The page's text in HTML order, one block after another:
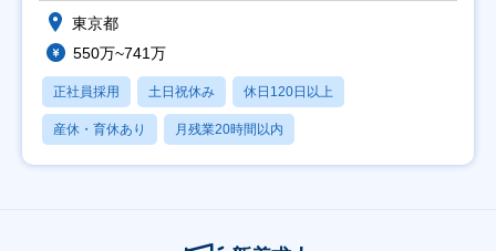
東京都
550万~741万
正社員採用 土日祝休み 休日120日以上
産休・育休あり 月残業20時間以内